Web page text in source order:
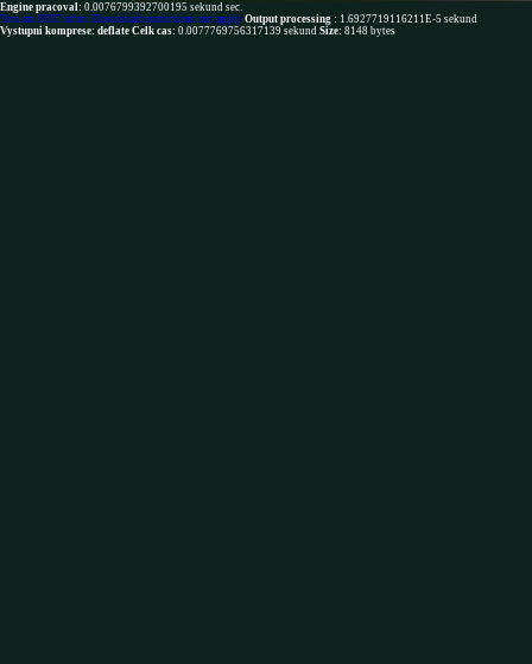
Engine pracoval: 0.0076799392700195 sekund sec.
You are NOT robot. Download restrictions not apply Output processing : 1.6927719116211E-5 sekund
Vystupni komprese: deflate Celk cas: 0.0077769756317139 sekund Size: 8148 bytes